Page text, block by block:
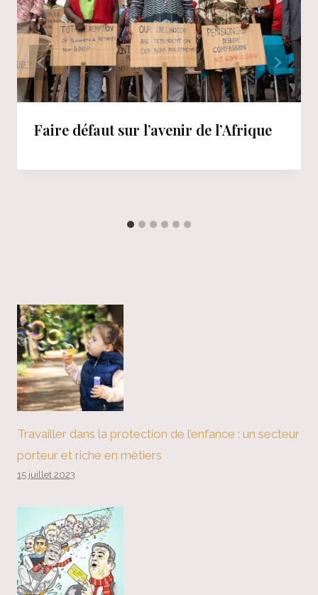
Faire défaut sur l’avenir de l’Afrique
Travailler dans la protection de l’enfance : un secteur
porteur et riche en métiers
15 juillet 2023